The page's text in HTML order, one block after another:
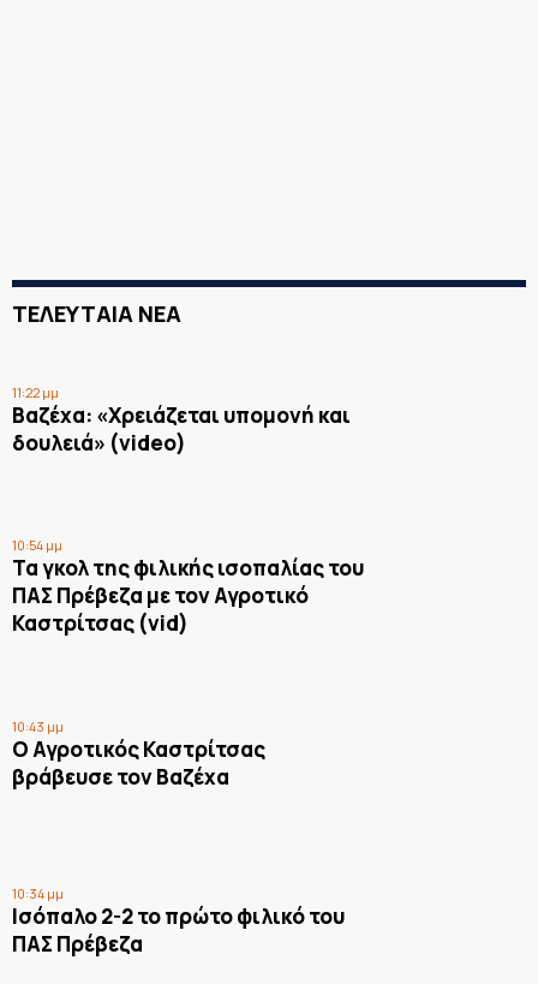
ΤΕΛΕΥΤΑΙΑ ΝΕΑ
11:22 μμ
Βαζέχα: «Χρειάζεται υπομονή και
δουλειά» (video)
10:54 μμ
Τα γκολ της φιλικής ισοπαλίας του
ΠΑΣ Πρέβεζα με τον Αγροτικό
Καστρίτσας (vid)
10:43 μμ
Ο Αγροτικός Καστρίτσας
βράβευσε τον Βαζέχα
10:34 μμ
Ισόπαλο 2-2 το πρώτο φιλικό του
ΠΑΣ Πρέβεζα